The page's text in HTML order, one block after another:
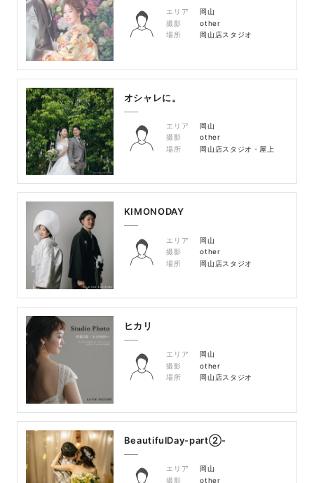
エリア
岡山
撮影
other
場所
岡山店スタジオ
オシャレに。
エリア
岡山
撮影
other
場所
岡山店スタジオ・屋上
KIMONODAY
エリア
岡山
撮影
other
場所
岡山店スタジオ
ヒカリ
エリア
岡山
撮影
other
場所
岡山店スタジオ
BeautifulDay-part②-
エリア
岡山
撮影
other